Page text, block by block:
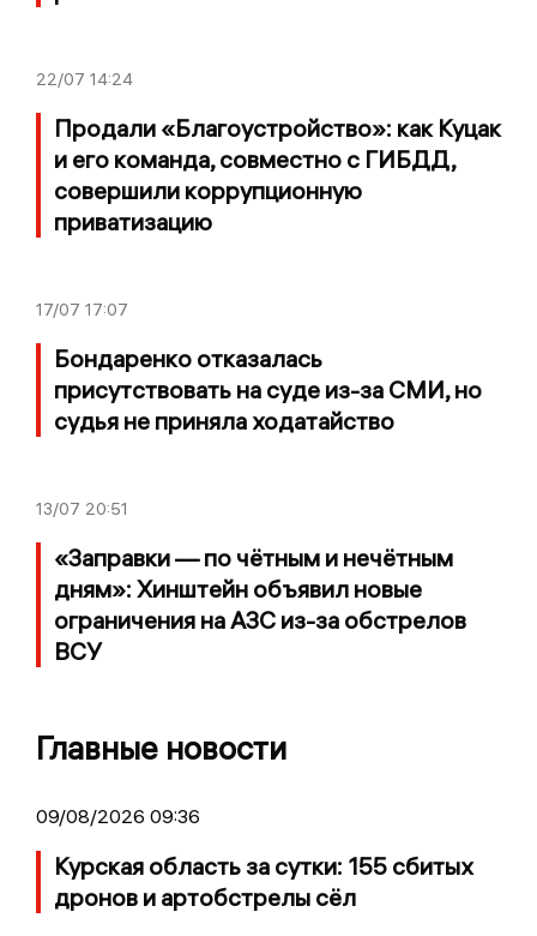
22/07 14:24
Продали «Благоустройство»: как Куцак
и его команда, совместно с ГИБДД,
совершили коррупционную
приватизацию
17/07 17:07
Бондаренко отказалась
присутствовать на суде из-за СМИ, но
судья не приняла ходатайство
13/07 20:51
«Заправки — по чётным и нечётным
дням»: Хинштейн объявил новые
ограничения на АЗС из-за обстрелов
ВСУ
Главные новости
09/08/2026 09:36
Курская область за сутки: 155 сбитых
дронов и артобстрелы сёл